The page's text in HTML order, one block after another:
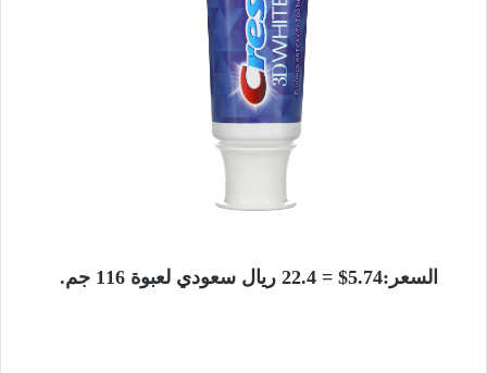
السعر:5.74$ = 22.4 ريال سعودي لعبوة 116 جم.